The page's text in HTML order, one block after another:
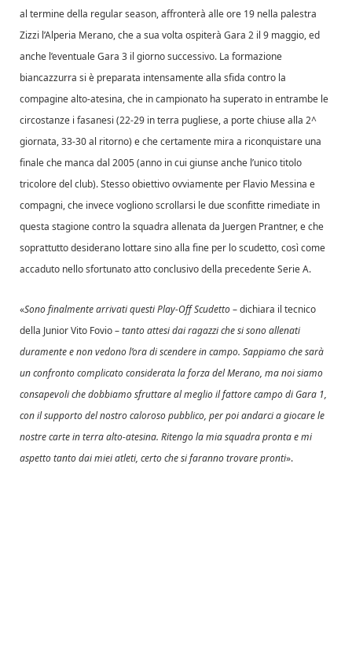
al termine della regular season, affronterà alle ore 19 nella palestra
Zizzi l’Alperia Merano, che a sua volta ospiterà Gara 2 il 9 maggio, ed
anche l’eventuale Gara 3 il giorno successivo. La formazione
biancazzurra si è preparata intensamente alla sfida contro la
compagine alto-atesina, che in campionato ha superato in entrambe le
circostanze i fasanesi (22-29 in terra pugliese, a porte chiuse alla 2^
giornata, 33-30 al ritorno) e che certamente mira a riconquistare una
finale che manca dal 2005 (anno in cui giunse anche l’unico titolo
tricolore del club). Stesso obiettivo ovviamente per Flavio Messina e
compagni, che invece vogliono scrollarsi le due sconfitte rimediate in
questa stagione contro la squadra allenata da Juergen Prantner, e che
soprattutto desiderano lottare sino alla fine per lo scudetto, così come
accaduto nello sfortunato atto conclusivo della precedente Serie A.
«Sono finalmente arrivati questi Play-Off Scudetto– dichiara il tecnico
della Junior Vito Fovio –tanto attesi dai ragazzi che si sono allenati
duramente e non vedono l’ora di scendere in campo. Sappiamo che sarà
un confronto complicato considerata la forza del Merano, ma noi siamo
consapevoli che dobbiamo sfruttare al meglio il fattore campo di Gara 1,
con il supporto del nostro caloroso pubblico, per poi andarci a giocare le
nostre carte in terra alto-atesina. Ritengo la mia squadra pronta e mi
aspetto tanto dai miei atleti, certo che si faranno trovare pronti».